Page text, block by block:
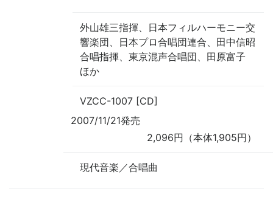
外山雄三指揮、日本フィルハーモニー交
響楽団、日本プロ合唱団連合、田中信昭
合唱指揮、東京混声合唱団、田原富子
ほか
VZCC-1007 [CD]
2007/11/21発売
2,096円（本体1,905円）
現代音楽／合唱曲